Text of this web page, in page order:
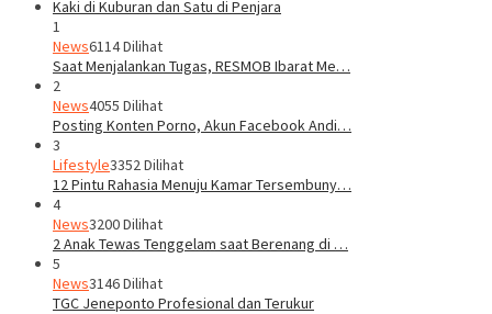
1
News6114 Dilihat
Saat Menjalankan Tugas, RESMOB Ibarat Me…
2
News4055 Dilihat
Posting Konten Porno, Akun Facebook Andi…
3
Lifestyle3352 Dilihat
12 Pintu Rahasia Menuju Kamar Tersembuny…
4
News3200 Dilihat
2 Anak Tewas Tenggelam saat Berenang di …
5
News3146 Dilihat
TGC Jeneponto Profesional dan Terukur